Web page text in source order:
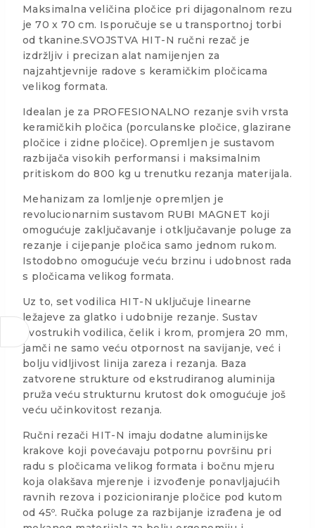
Maksimalna veličina pločice pri dijagonalnom rezu
je 70 x 70 cm. Isporučuje se u transportnoj torbi
od tkanine.SVOJSTVA HIT-N ručni rezač je
izdržljiv i precizan alat namijenjen za
najzahtjevnije radove s keramičkim pločicama
velikog formata.
Idealan je za PROFESIONALNO rezanje svih vrsta
keramičkih pločica (porculanske pločice, glazirane
pločice i zidne pločice). Opremljen je sustavom
razbijača visokih performansi i maksimalnim
pritiskom do 800 kg u trenutku rezanja materijala.
Mehanizam za lomljenje opremljen je
revolucionarnim sustavom RUBI MAGNET koji
omogućuje zaključavanje i otključavanje poluge za
rezanje i cijepanje pločica samo jednom rukom.
Istodobno omogućuje veću brzinu i udobnost rada
s pločicama velikog formata.
Uz to, set vodilica HIT-N uključuje linearne
ležajeve za glatko i udobnije rezanje. Sustav
dvostrukih vodilica, čelik i krom, promjera 20 mm,
jamči ne samo veću otpornost na savijanje, već i
bolju vidljivost linija zareza i rezanja. Baza
zatvorene strukture od ekstrudiranog aluminija
pruža veću strukturnu krutost dok omogućuje još
veću učinkovitost rezanja.
Ručni rezači HIT-N imaju dodatne aluminijske
krakove koji povećavaju potpornu površinu pri
radu s pločicama velikog formata i bočnu mjeru
koja olakšava mjerenje i izvođenje ponavljajućih
ravnih rezova i pozicioniranje pločice pod kutom
od 45º. Ručka poluge za razbijanje izrađena je od